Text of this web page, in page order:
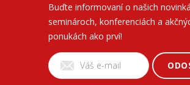
Buďte informovaní o našich
seminároch, konferenciách a
ponukách ako prví!